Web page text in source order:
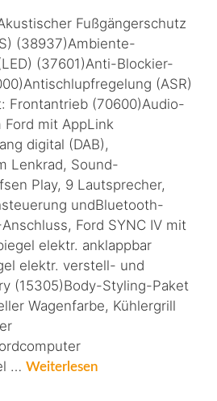
Fußgängerschutz
(38937)Ambiente-
(37601)Anti-Blockier-
(ASR)
Frontantrieb (70600)Audio-
Ford mit AppLink
digital (DAB),
Lenkrad, Sound-
Play, 9 Lautsprecher,
undBluetooth-
Ford SYNC IV mit
elektr. anklappbar
elektr. verstell- und
(15305)Body-Styling-Paket
Wagenfarbe, Kühlergrill
… Weiterlesen